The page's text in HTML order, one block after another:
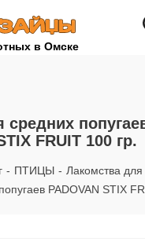
в Омске
Заказать звонок
+7 (3812) 79-
+7 (950) 959-
FRUIT 100 гр.
- ПТИЦЫ - Лакомства для
PADOVAN STIX